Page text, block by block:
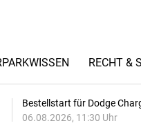
RECHT &
Bestellstart für Dodge
06.08.2026, 11:30 Uhr